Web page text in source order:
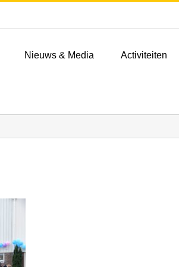
Nieuws & Media Activiteiten